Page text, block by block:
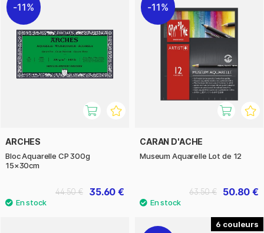
11%
ARCHES
Bloc Aquarelle CP 300g
15×30cm
35.60 €
44.50 €
11%
CARAN D'ACHE
Museum Aquarelle Lot de 12
50.80 €
63.50 €
6